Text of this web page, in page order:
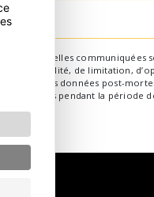
personnelles communiquées
de portabilité, de limitation,
le sort de vos données post-
vos données pendant la